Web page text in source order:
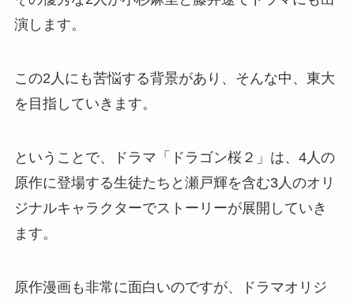
演します。
この2人にも苦悩する背景があり、そんな中、東大
を目指していきます。
ということで、ドラマ「ドラゴン桜２」は、4人の
原作に登場する生徒たちと瀬戸輝を含む3人のオリ
ジナルキャラクターでストーリーが展開していき
ます。
原作漫画も非常に面白いのですが、ドラマオリジ